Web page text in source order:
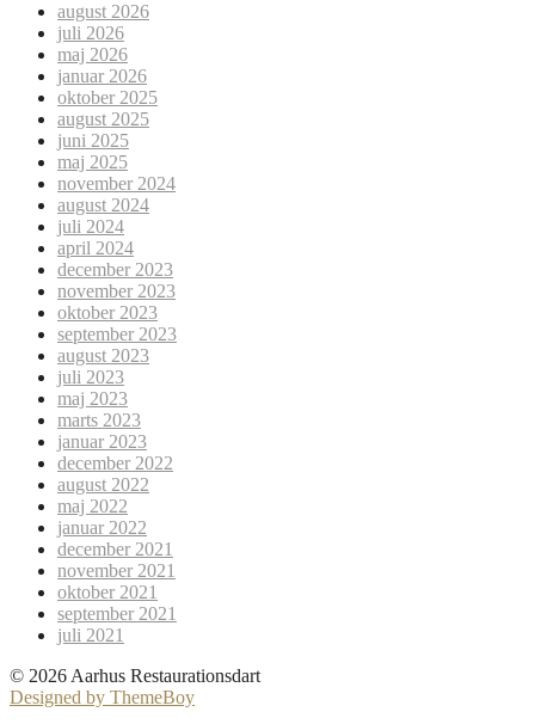
august 2026
juli 2026
maj 2026
januar 2026
oktober 2025
august 2025
juni 2025
maj 2025
november 2024
august 2024
juli 2024
april 2024
december 2023
november 2023
oktober 2023
september 2023
august 2023
juli 2023
maj 2023
marts 2023
januar 2023
december 2022
august 2022
maj 2022
januar 2022
december 2021
november 2021
oktober 2021
september 2021
juli 2021
© 2026 Aarhus Restaurationsdart
Designed by ThemeBoy